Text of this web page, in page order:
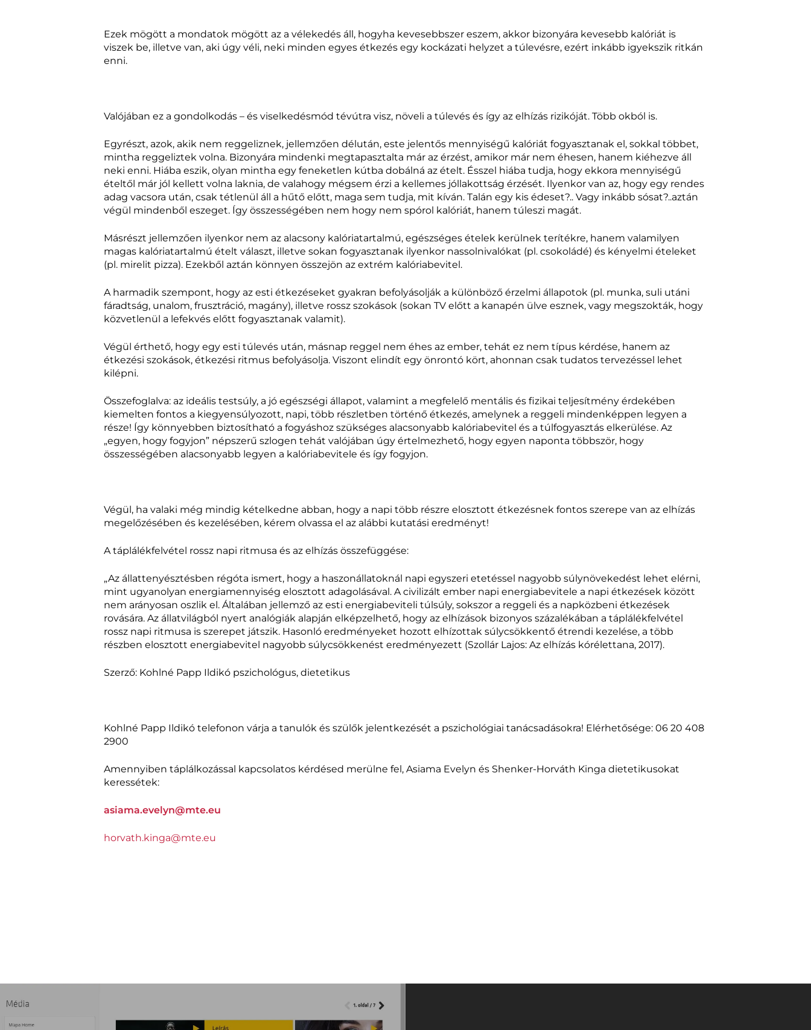
Ezek mögött a mondatok mögött az a vélekedés áll, hogyha kevesebbszer eszem, akkor bizonyára kevesebb kalóriát is
viszek be, illetve van, aki úgy véli, neki minden egyes étkezés egy kockázati helyzet a túlevésre, ezért inkább igyekszik ritkán
enni.
Valójában ez a gondolkodás – és viselkedésmód tévútra visz, növeli a túlevés és így az elhízás rizikóját. Több okból is.
Egyrészt, azok, akik nem reggeliznek, jellemzően délután, este jelentős mennyiségű kalóriát fogyasztanak el, sokkal többet,
mintha reggeliztek volna. Bizonyára mindenki megtapasztalta már az érzést, amikor már nem éhesen, hanem kiéhezve áll
neki enni. Hiába eszik, olyan mintha egy feneketlen kútba dobálná az ételt. Ésszel hiába tudja, hogy ekkora mennyiségű
ételtől már jól kellett volna laknia, de valahogy mégsem érzi a kellemes jóllakottság érzését. Ilyenkor van az, hogy egy rendes
adag vacsora után, csak tétlenül áll a hűtő előtt, maga sem tudja, mit kíván. Talán egy kis édeset?.. Vagy inkább sósat?..aztán
végül mindenből eszeget. Így összességében nem hogy nem spórol kalóriát, hanem túleszi magát.
Másrészt jellemzően ilyenkor nem az alacsony kalóriatartalmú, egészséges ételek kerülnek terítékre, hanem valamilyen
magas kalóriatartalmú ételt választ, illetve sokan fogyasztanak ilyenkor nassolnivalókat (pl. csokoládé) és kényelmi ételeket
(pl. mirelit pizza). Ezekből aztán könnyen összejön az extrém kalóriabevitel.
A harmadik szempont, hogy az esti étkezéseket gyakran befolyásolják a különböző érzelmi állapotok (pl. munka, suli utáni
fáradtság, unalom, frusztráció, magány), illetve rossz szokások (sokan TV előtt a kanapén ülve esznek, vagy megszokták, hogy
közvetlenül a lefekvés előtt fogyasztanak valamit).
Végül érthető, hogy egy esti túlevés után, másnap reggel nem éhes az ember, tehát ez nem típus kérdése, hanem az
étkezési szokások, étkezési ritmus befolyásolja. Viszont elindít egy önrontó kört, ahonnan csak tudatos tervezéssel lehet
kilépni.
Összefoglalva: az ideális testsúly, a jó egészségi állapot, valamint a megfelelő mentális és fizikai teljesítmény érdekében
kiemelten fontos a kiegyensúlyozott, napi, több részletben történő étkezés, amelynek a reggeli mindenképpen legyen a
része! Így könnyebben biztosítható a fogyáshoz szükséges alacsonyabb kalóriabevitel és a túlfogyasztás elkerülése. Az
„egyen, hogy fogyjon” népszerű szlogen tehát valójában úgy értelmezhető, hogy egyen naponta többször, hogy
összességében alacsonyabb legyen a kalóriabevitele és így fogyjon.
Végül, ha valaki még mindig kételkedne abban, hogy a napi több részre elosztott étkezésnek fontos szerepe van az elhízás
megelőzésében és kezelésében, kérem olvassa el az alábbi kutatási eredményt!
A táplálékfelvétel rossz napi ritmusa és az elhízás összefüggése:
„Az állattenyésztésben régóta ismert, hogy a haszonállatoknál napi egyszeri etetéssel nagyobb súlynövekedést lehet elérni,
mint ugyanolyan energiamennyiség elosztott adagolásával. A civilizált ember napi energiabevitele a napi étkezések között
nem arányosan oszlik el. Általában jellemző az esti energiabeviteli túlsúly, sokszor a reggeli és a napközbeni étkezések
rovására. Az állatvilágból nyert analógiák alapján elképzelhető, hogy az elhízások bizonyos százalékában a táplálékfelvétel
rossz napi ritmusa is szerepet játszik. Hasonló eredményeket hozott elhízottak súlycsökkentő étrendi kezelése, a több
részben elosztott energiabevitel nagyobb súlycsökkenést eredményezett (Szollár Lajos: Az elhízás kórélettana, 2017).
Szerző: Kohlné Papp Ildikó pszichológus, dietetikus
Kohlné Papp Ildikó telefonon várja a tanulók és szülők jelentkezését a pszichológiai tanácsadásokra! Elérhetősége: 06 20 408
2900
Amennyiben táplálkozással kapcsolatos kérdésed merülne fel, Asiama Evelyn és Shenker-Horváth Kinga dietetikusokat
keressétek:
asiama.evelyn@mte.eu
horvath.kinga@mte.eu